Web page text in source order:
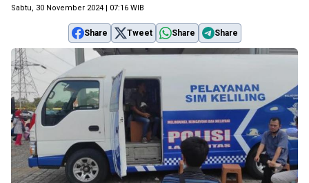
Sabtu, 30 November 2024 | 07:16 WIB
Share Tweet Share Share